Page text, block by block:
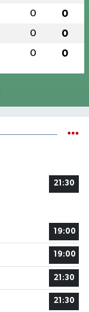
0 0
0 0
0 0
21:30
19:00
19:00
21:30
21:30